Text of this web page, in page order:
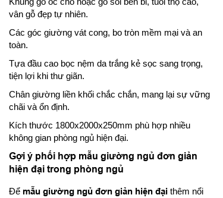
vân gỗ đẹp tự nhiên.
Các góc giường vát cong, bo tròn mềm mại và an
toàn.
Tựa đầu cao bọc nệm da trắng kẻ sọc sang trọng,
tiện lợi khi thư giãn.
Chân giường liền khối chắc chắn, mang lại sự vững
chãi và ổn định.
Kích thước 1800x2000x250mm phù hợp nhiều
không gian phòng ngủ hiện đại.
Gợi ý phối hợp mẫu giường ngủ đơn giản
hiện đại trong phòng ngủ
Để mẫu giường ngủ đơn giản hiện đại thêm nổi